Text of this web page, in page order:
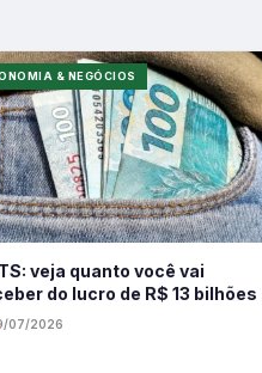
& NEGÓCIOS
veja quanto você vai
do lucro de R$ 13 bilhões
07/2026